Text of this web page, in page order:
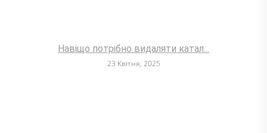
Навіщо потрібно видаляти катал...
23 Квітня, 2025